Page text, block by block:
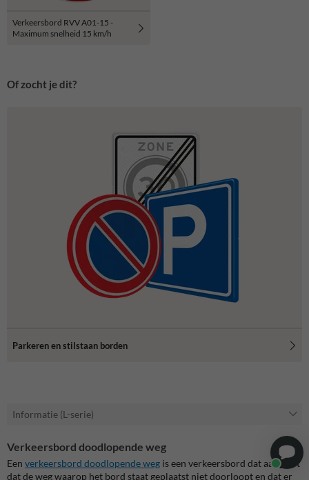
Verkeersbord RVV A01-15 -
Maximum snelheid 15 km/h
Of zocht je dit?
Parkeren en stilstaan borden
Informatie (L-serie)
Verkeersbord doodlopende weg
Een verkeersbord doodlopende weg is een verkeersbord dat aangeeft
dat de weg waarop het bord staat geplaatst niet doorloopt en dat er